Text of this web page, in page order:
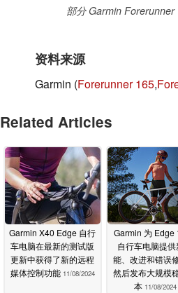
部分 Garmin Forerunner
资料来源
Garmin (Forerunner 165,
Related Articles
Garmin X40 Edge 自行
车电脑在最新的测试版
更新中获得了新的远程
媒体控制功能 11/08/2024
Garmin 为 Edge
自行车电脑提供
能、改进和错误
然后发布大规模
本 11/08/2024